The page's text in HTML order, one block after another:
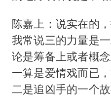
陈嘉上：说实在的
我常说三的力量是
论是筹备上或者概
一算是爱情戏而已
二是追凶手的一个